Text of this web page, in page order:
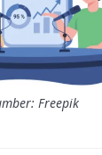
Freepik